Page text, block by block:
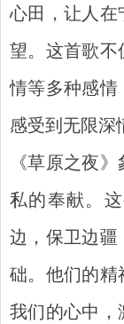
心田，让人在
望。这首歌不
情等多种感情
感受到无限深
《草原之夜
私的奉献。
边，保卫边疆
础。他们的精
我们的心中，